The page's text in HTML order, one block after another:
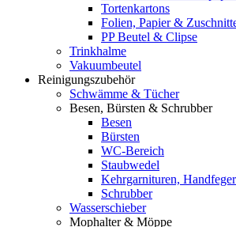
Tortenkartons
Folien, Papier &
PP Beutel & Clipse
Trinkhalme
Vakuumbeutel
Reinigungszubehör
Schwämme & Tücher
Besen, Bürsten & Schrubber
Besen
Bürsten
WC-Bereich
Staubwedel
Kehrgarnituren,
Schrubber
Wasserschieber
Mophalter & Möppe